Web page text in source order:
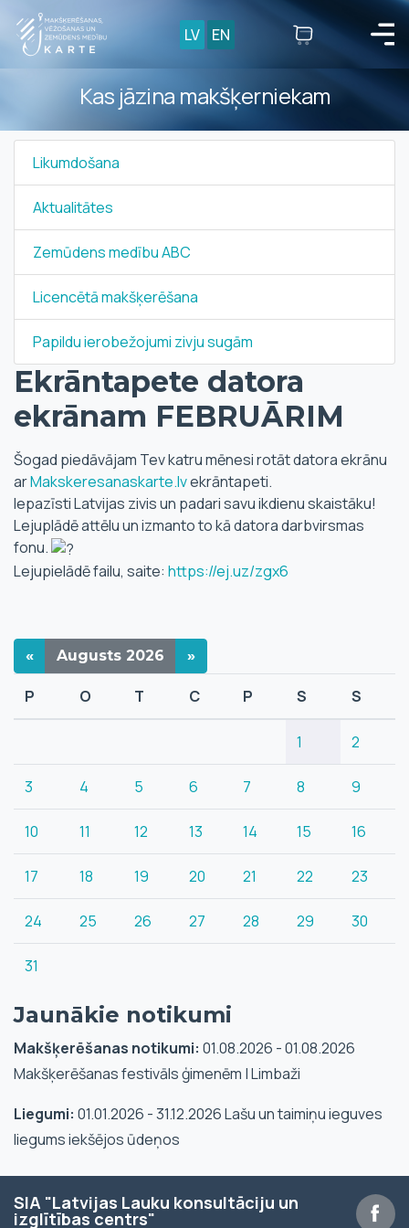
LV EN
Kas jāzina makšķerniekam
Likumdošana
Aktualitātes
Zemūdens medību ABC
Licencētā makšķerēšana
Papildu ierobežojumi zivju sugām
Ekrāntapete datora
ekrānam FEBRUĀRIM
Šogad piedāvājam Tev katru mēnesi rotāt datora ekrānu
arMakskeresanaskarte.lvekrāntapeti.
Iepazīsti Latvijas zivis un padari savu ikdienu skaistāku!
Lejuplādē attēlu un izmanto to kā datora darbvirsmas
fonu.
Lejupielādē failu, saite: https://ej.uz/zgx6
« Augusts 2026 »
P O T C P S S
1 2
3 4 5 6 7 8 9
10 11 12 13 14 15 16
17 18 19 20 21 22 23
24 25 26 27 28 29 30
31
Jaunākie notikumi
Makšķerēšanas notikumi: 01.08.2026 - 01.08.2026
Makšķerēšanas festivāls ģimenēm | Limbaži
Liegumi: 01.01.2026 - 31.12.2026 Lašu un taimiņu ieguves
liegums iekšējos ūdeņos
SIA "Latvijas Lauku konsultāciju un
izglītības centrs"